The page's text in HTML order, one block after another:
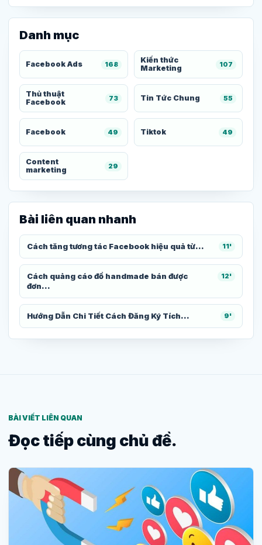
Danh mục
Facebook Ads 168
Kiến thức
Marketing
107
Thủ thuật
Facebook
73 Tin Tức Chung 55
Facebook 49 Tiktok 49
Content
marketing
29
Bài liên quan nhanh
Cách tăng tương tác Facebook hiệu quả từ... 11'
Cách quảng cáo đồ handmade bán được
đơn...
12'
Hướng Dẫn Chi Tiết Cách Đăng Ký Tích... 9'
BÀI VIẾT LIÊN QUAN
Đọc tiếp cùng chủ đề.